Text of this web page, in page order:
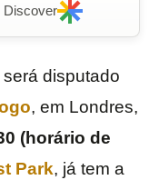
Discover
disputado
, em Londres,
(horário de
Park, já tem a